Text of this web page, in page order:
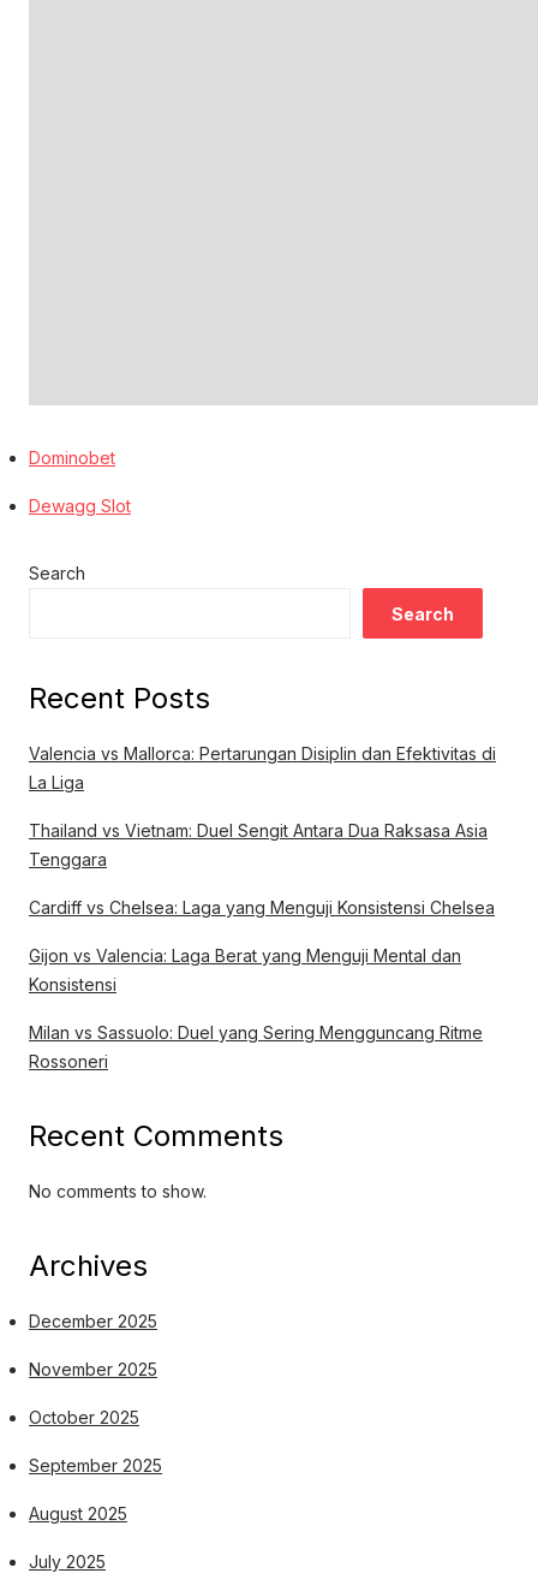
Dominobet
Dewagg Slot
Search
Search
Recent Posts
Valencia vs Mallorca: Pertarungan Disiplin dan Efektivitas di
La Liga
Thailand vs Vietnam: Duel Sengit Antara Dua Raksasa Asia
Tenggara
Cardiff vs Chelsea: Laga yang Menguji Konsistensi Chelsea
Gijon vs Valencia: Laga Berat yang Menguji Mental dan
Konsistensi
Milan vs Sassuolo: Duel yang Sering Mengguncang Ritme
Rossoneri
Recent Comments
No comments to show.
Archives
December 2025
November 2025
October 2025
September 2025
August 2025
July 2025